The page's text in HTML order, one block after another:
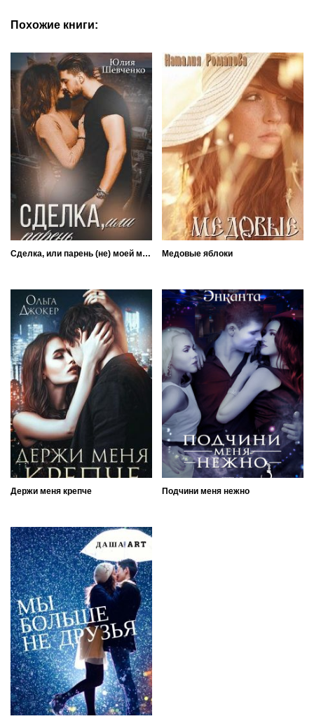
Похожие книги:
Сделка, или парень (не) моей мечты Медовые яблоки
Держи меня крепче Подчини меня нежно